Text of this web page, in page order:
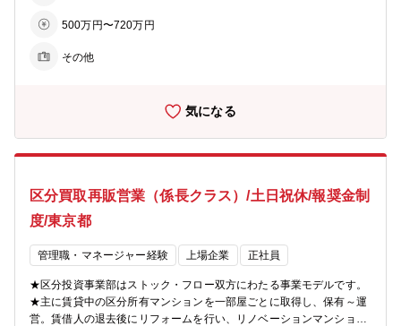
として保有運営を行います。そして賃借人（ご入居者様）が退去され
しています。そうした売買やリフォームなどを日々の営業活動を通じ
ルにマッチした住まいを提案します。 ・生活を支える力に…遊休地等
ループ： 「地域社会に生かされ、生きる」同グループは、地域社会に
おいて住まいや街づくりに関することから、人材サービス、ホテル、
旅行、保険、エンターテインメント、文化事業、健康増進、介護サー
ビス、電力サービスなど様々な事業を展開しています。そのすべてに
共通するのは、「人の人生に寄り添い、ともにしあわせを共有し、感
動のある社会を築いていきたい」という熱い想いです。これからも同
グループは、地域社会に愛され、信頼される企業グループを目指し
て、全社一丸となって一歩一歩前進していきます。
500万円〜720万円
その他
気になる
区分買取再販営業（係長クラス）/土日祝休/報奨金制
度/東京都
管理職・マネージャー経験 上場企業 正社員
★区分投資事業部はストック・フロー双方にわたる事業モデルです。
★主に賃貸中の区分所有マンションを一部屋ごとに取得し、保有～運
営。賃借人の退去後にリフォームを行い、リノベーションマンション